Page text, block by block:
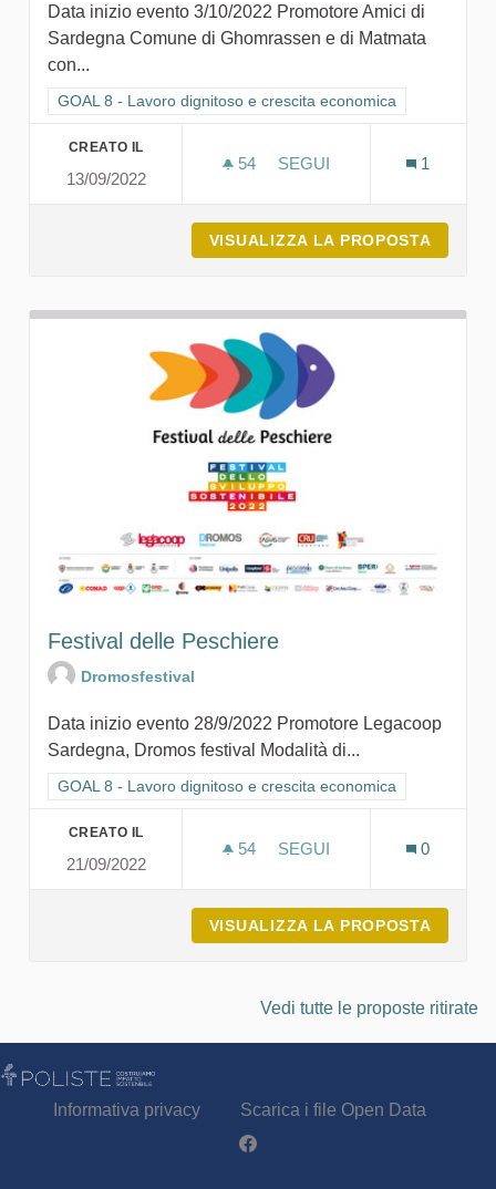
Data inizio evento 3/10/2022 Promotore Amici di
Sardegna Comune di Ghomrassen e di Matmata
con...
Filtra i risultati per categoria: GOAL 8 - Lavoro dignitoso e
GOAL 8 - Lavoro dignitoso e crescita economica
CREATO IL
13/09/2022
54 54 SOSTENITORI
SEGUI
1
VISUALIZZA LA PROPOSTA
Festival delle Peschiere
Dromosfestival
Data inizio evento 28/9/2022 Promotore Legacoop
Sardegna, Dromos festival Modalità di...
Filtra i risultati per categoria: GOAL 8 - Lavoro dignitoso e
GOAL 8 - Lavoro dignitoso e crescita economica
CREATO IL
21/09/2022
54 54 SOSTENITORI
SEGUI
0
VISUALIZZA LA PROPOSTA
Vedi tutte le proposte ritirate
Informativa privacy
Scarica i file Open Data
Partecipa - Poliste su Facebook